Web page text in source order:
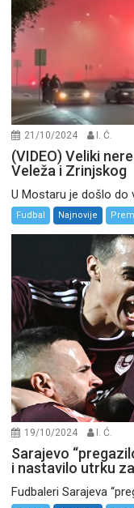
21/10/2024 I. Ć.
(VIDEO) Veliki
Veleža i Zrinjskog
U Mostaru je došlo do
Fudbal Najnovije
19/10/2024 I. Ć.
Sarajevo
i nastavilo utrku
Fudbaleri Sarajeva